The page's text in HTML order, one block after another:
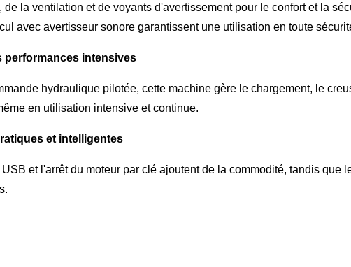
la ventilation et de voyants d'avertissement pour le confort et la
avec avertisseur sonore garantissent une utilisation en toute
performances intensives
hydraulique pilotée, cette machine gère le chargement, le
en utilisation intensive et continue.
et intelligentes
et l'arrêt du moteur par clé ajoutent de la commodité, tandis